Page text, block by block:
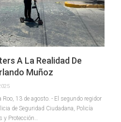
A La Realidad De
Muñoz
Roo, 13 de agosto. - El segundo regidor
de Seguridad Ciudadana, Policía
y Protección